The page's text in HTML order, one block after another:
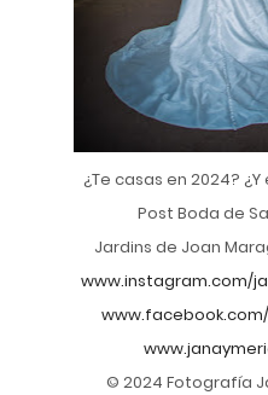
¿Te casas en 2024? ¿Y
Post Boda de
Jardins de Joan
www.instagram.com/
© 2024 Fotografía